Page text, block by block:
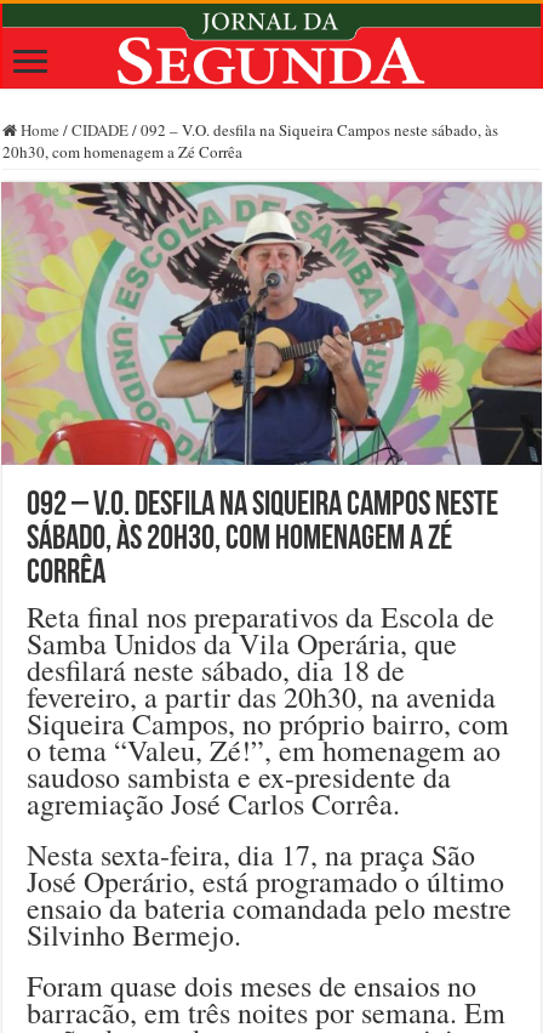
Home /CIDADE/092 – V.O. desfila na Siqueira Campos neste sábado, às
20h30, com homenagem a Zé Corrêa
092 – V.O. desfila na Siqueira Campos neste
sábado, às 20h30, com homenagem a Zé
Corrêa
Reta final nos preparativos da Escola de
Samba Unidos da Vila Operária, que
desfilará neste sábado, dia 18 de
fevereiro, a partir das 20h30, na avenida
Siqueira Campos, no próprio bairro, com
o tema “Valeu, Zé!”, em homenagem ao
saudoso sambista e ex-presidente da
agremiação José Carlos Corrêa.
Nesta sexta-feira, dia 17, na praça São
José Operário, está programado o último
ensaio da bateria comandada pelo mestre
Silvinho Bermejo.
Foram quase dois meses de ensaios no
barracão, em três noites por semana. Em